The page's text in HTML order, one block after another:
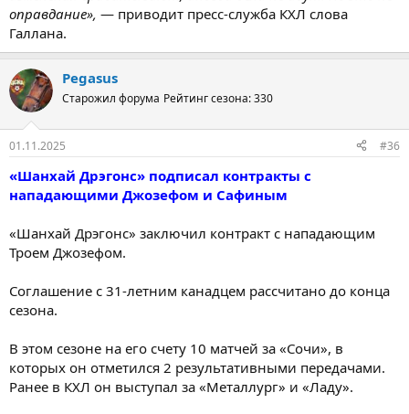
оправдание», — приводит пресс-служба КХЛ слова
Галлана.
Pegasus
Старожил форума Рейтинг сезона: 330
01.11.2025 #36
«Шанхай Дрэгонс» подписал контракты с
нападающими Джозефом и Сафиным
«Шанхай Дрэгонс» заключил контракт с нападающим
Троем Джозефом.
Соглашение с 31-летним канадцем рассчитано до конца
сезона.
В этом сезоне на его счету 10 матчей за «Сочи», в
которых он отметился 2 результативными передачами.
Ранее в КХЛ он выступал за «Металлург» и «Ладу».